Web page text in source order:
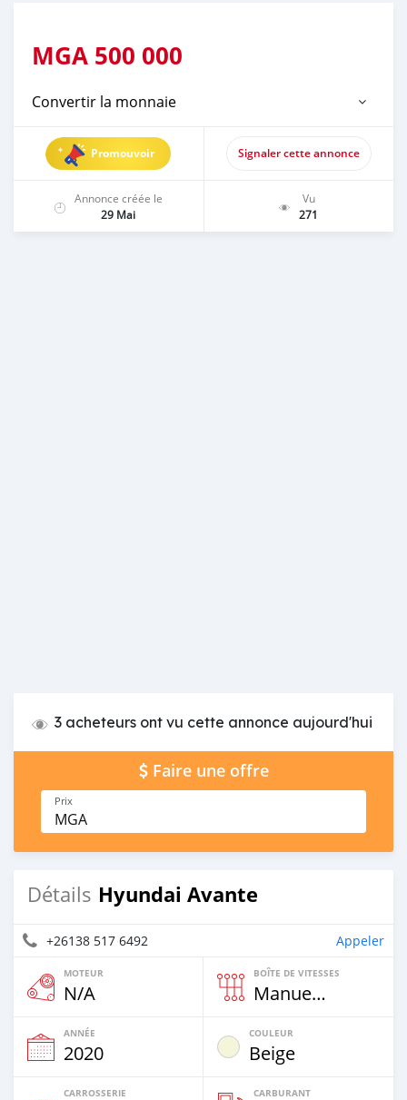
MGA 500 000
Convertir la monnaie
Promouvoir Signaler cette annonce
Annonce créée le
29 Mai
Vu
271
3 acheteurs ont vu cette annonce aujourd'hui
Faire une offre
Prix
MGA
Détails Hyundai Avante
+26138 517 6492 Appeler
MOTEUR
N/A
BOÎTE DE VITESSES
Manuelle
ANNÉE
2020
COULEUR
Beige
CARROSSERIE CARBURANT